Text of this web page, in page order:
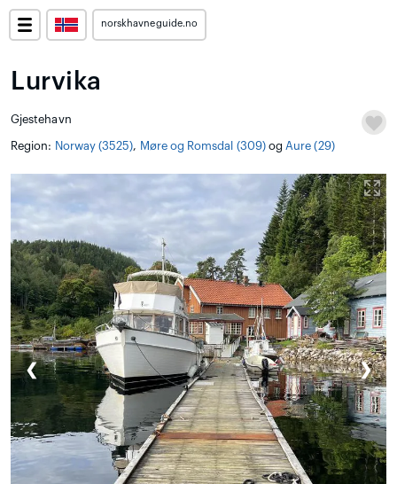
norskhavneguide.no
Lurvika
Gjestehavn
Region: Norway (3525), Møre og Romsdal (309)og Aure (29)
❮ ❯